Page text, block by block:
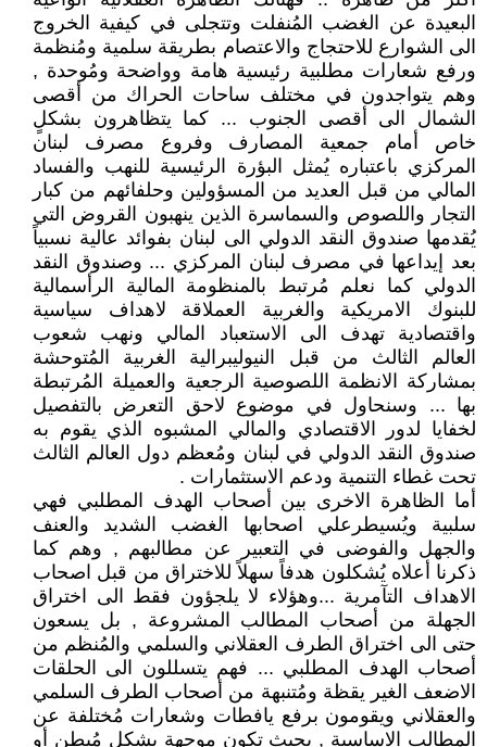
البعيدة عن الغضب المُنفلت وتتجلى في كيفية الخروج
الى الشوارع للاحتجاج والاعتصام بطريقة سلمية ومُنظمة
ورفع شعارات مطلبية رئيسية هامة وواضحة ومُوحدة ,
وهم يتواجدون في مختلف ساحات الحراك من أقصى
الشمال الى أقصى الجنوب ... كما يتظاهرون بشكلٍ
خاص أمام جمعية المصارف وفروع مصرف لبنان
المركزي باعتباره يُمثل البؤرة الرئيسية للنهب والفساد
المالي من قبل العديد من المسؤولين وحلفائهم من كبار
التجار واللصوص والسماسرة الذين ينهبون القروض التي
يُقدمها صندوق النقد الدولي الى لبنان بفوائد عالية نسبياً
بعد إيداعها في مصرف لبنان المركزي ... وصندوق النقد
الدولي كما نعلم مُرتبط بالمنظومة المالية الرأسمالية
للبنوك الامريكية والغربية العملاقة لاهداف سياسية
واقتصادية تهدف الى الاستعباد المالي ونهب شعوب
العالم الثالث من قبل النيوليبرالية الغربية المُتوحشة
بمشاركة الانظمة اللصوصية الرجعية والعميلة المُرتبطة
بها ... وسنحاول في موضوع لاحق التعرض بالتفصيل
لخفايا لدور الاقتصادي والمالي المشبوه الذي يقوم به
صندوق النقد الدولي في لبنان ومُعظم دول العالم الثالث
تحت غطاء التنمية ودعم الاستثمارات .
أما الظاهرة الاخرى بين أصحاب الهدف المطلبي فهي
سلبية ويُسيطرعلي اصحابها الغضب الشديد والعنف
والجهل والفوضى في التعبير عن مطالبهم , وهم كما
ذكرنا أعلاه يُشكلون هدفاً سهلاً للاختراق من قبل اصحاب
الاهداف التآمرية ...وهؤلاء لا يلجؤون فقط الى اختراق
الجهلة من أصحاب المطالب المشروعة , بل يسعون
حتى الى اختراق الطرف العقلاني والسلمي والمُنظم من
أصحاب الهدف المطلبي ... فهم يتسللون الى الحلقات
الاضعف الغير يقظة ومُتنبهة من أصحاب الطرف السلمي
والعقلاني ويقومون برفع يافطات وشعارات مُختلفة عن
المطالب الاساسية , بحيث تكون موجهة بشكلٍ مُبطن أو